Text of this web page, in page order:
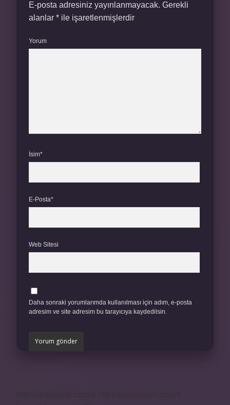
E-posta adresiniz yayınlanmayacak. Gerekli
alanlar * ile işaretlenmişlerdir
Yorum
İsim*
E-Posta*
Web Sitesi
Daha sonraki yorumlarımda kullanılması için adım, e-posta
adresim ve site adresim bu tarayıcıya kaydedilsin.